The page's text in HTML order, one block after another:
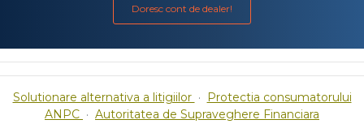
Doresc cont de dealer!
Solutionare alternativa a litigiilor · Protectia consumatorului
ANPC · Autoritatea de Supraveghere Financiara